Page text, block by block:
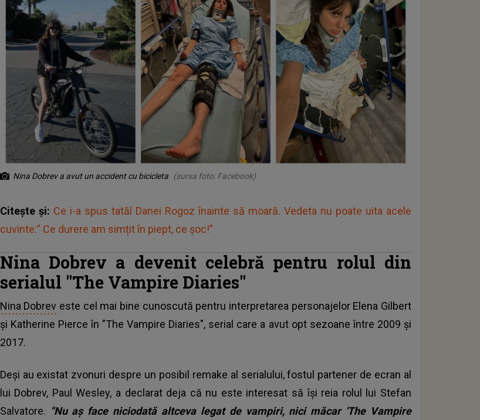
Nina Dobrev a avut un accident cu bicicleta (sursa foto: Facebook)
Citește și: Ce i-a spus tatăl Danei Rogoz înainte să moară. Vedeta nu poate uita acele
cuvinte:” Ce durere am simțit în piept, ce șoc!”
Nina Dobrev a devenit celebră pentru rolul din
serialul "The Vampire Diaries"
Nina Dobrev este cel mai bine cunoscută pentru interpretarea personajelor Elena Gilbert
și Katherine Pierce în "The Vampire Diaries", serial care a avut opt sezoane între 2009 și
2017.
Deși au existat zvonuri despre un posibil remake al serialului, fostul partener de ecran al
lui Dobrev, Paul Wesley, a declarat deja că nu este interesat să își reia rolul lui Stefan
Salvatore. "Nu aș face niciodată altceva legat de vampiri, nici măcar 'The Vampire